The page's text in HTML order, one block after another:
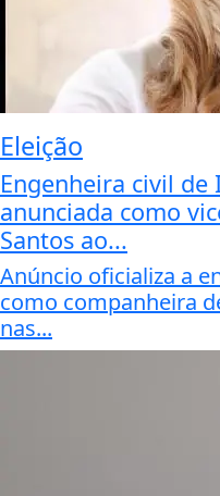
Eleição
Engenheira civil de
anunciada como
Santos ao...
Anúncio oficializa a
como companheira
nas...